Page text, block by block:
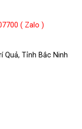
( Zalo )
Quả, Tỉnh Bắc Ninh